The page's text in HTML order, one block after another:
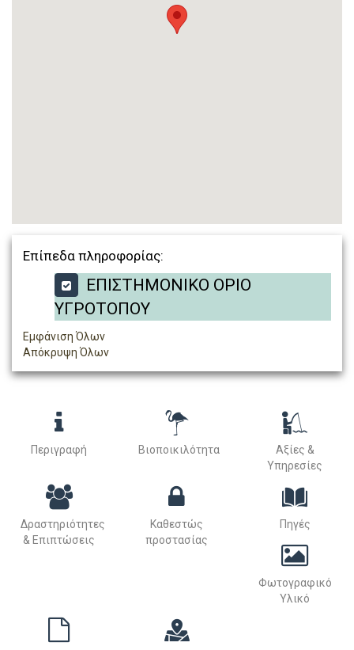
Επίπεδα πληροφορίας:
ΕΠΙΣΤΗΜΟΝΙΚΟ ΟΡΙΟ
ΥΓΡΟΤΟΠΟΥ
Εμφάνιση Όλων
Απόκρυψη Όλων
Περιγραφή Βιοποικιλότητα
Αξίες &
Υπηρεσίες
Δραστηριότητες
& Επιπτώσεις
Καθεστώς
προστασίας
Πηγές
Φωτογραφικό
Υλικό